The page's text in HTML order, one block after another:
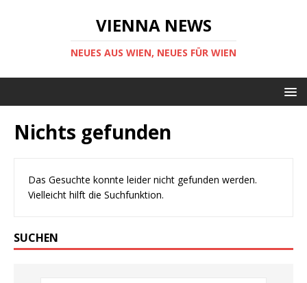
VIENNA NEWS
NEUES AUS WIEN, NEUES FÜR WIEN
Nichts gefunden
Das Gesuchte konnte leider nicht gefunden werden.
Vielleicht hilft die Suchfunktion.
SUCHEN